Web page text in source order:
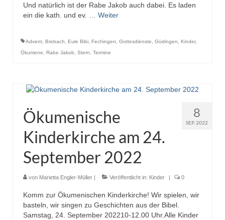
Und natürlich ist der Rabe Jakob auch dabei. Es laden
ein die kath. und ev. … Weiter
Advent Brebach Eule Bibi Fechingen Gottesdienste Güdingen Kinder,
Ökumene
Rabe Jakob Stern Termine
8
SEP. 2022
Ökumenische
Kinderkirche am 24.
September 2022
von Marietta Engler-Müller | Veröffentlicht in: Kinder | 0
Komm zur Ökumenischen Kinderkirche! Wir spielen, wir
basteln, wir singen zu Geschichten aus der Bibel.
Samstag, 24. September 202210-12.00 Uhr.Alle Kinder